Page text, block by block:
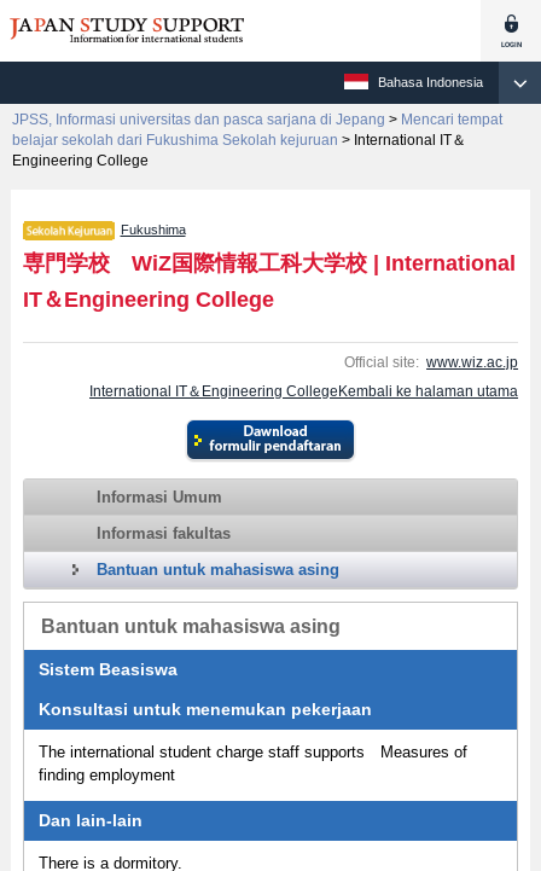
Bahasa Indonesia
JPSS, Informasi universitas dan pasca sarjana di Jepang > Mencari tempat
belajar sekolah dari Fukushima Sekolah kejuruan > International IT＆
Engineering College
Fukushima
専門学校 WiZ国際情報工科大学校| International
IT＆Engineering College
Official site: www.wiz.ac.jp
International IT＆Engineering CollegeKembali ke halaman utama
Informasi Umum
Informasi fakultas
Bantuan untuk mahasiswa asing
Bantuan untuk mahasiswa asing
Sistem Beasiswa
Konsultasi untuk menemukan pekerjaan
The international student charge staff supports Measures of
finding employment
Dan lain-lain
There is a dormitory.